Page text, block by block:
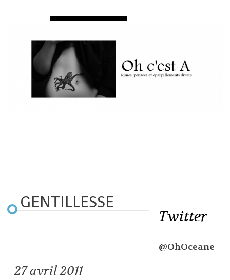
GENTILLESSE
27 avril 2011
Twitter
@OhOceane